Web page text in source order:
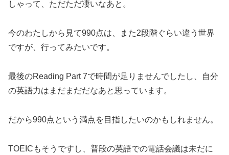
しゃって、ただただ凄いなあと。
今のわたしから見て990点は、また2段階ぐらい違う世界
ですが、行ってみたいです。
最後のReading Part 7で時間が足りませんでしたし、自分
の英語力はまだまだだなあと思っています。
だから990点という満点を目指したいのかもしれません。
TOEICもそうですし、普段の英語での電話会議は未だに